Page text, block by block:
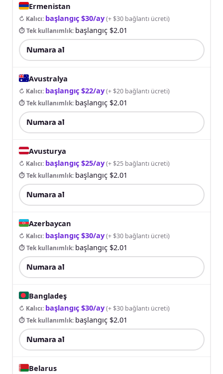
Ermenistan
↻ Kalıcı: başlangıç $30/ay(+ $30 bağlantı ücreti)
⏱ Tek kullanımlık: başlangıç $2.01
Numara al
Avustralya
↻ Kalıcı: başlangıç $22/ay(+ $20 bağlantı ücreti)
⏱ Tek kullanımlık: başlangıç $2.01
Numara al
Avusturya
↻ Kalıcı: başlangıç $25/ay(+ $25 bağlantı ücreti)
⏱ Tek kullanımlık: başlangıç $2.01
Numara al
Azerbaycan
↻ Kalıcı: başlangıç $30/ay(+ $30 bağlantı ücreti)
⏱ Tek kullanımlık: başlangıç $2.01
Numara al
Bangladeş
↻ Kalıcı: başlangıç $30/ay(+ $30 bağlantı ücreti)
⏱ Tek kullanımlık: başlangıç $2.01
Numara al
Belarus